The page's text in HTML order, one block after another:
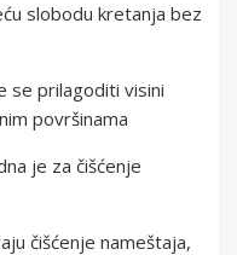
slobodu kretanja bez
se prilagoditi visini
površinama
je za čišćenje
čišćenje nameštaja,